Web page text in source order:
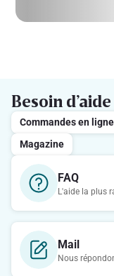
Besoin d’aide
Commandes en ligne
Magazine
FAQ
L'aide la plus
Mail
Nous